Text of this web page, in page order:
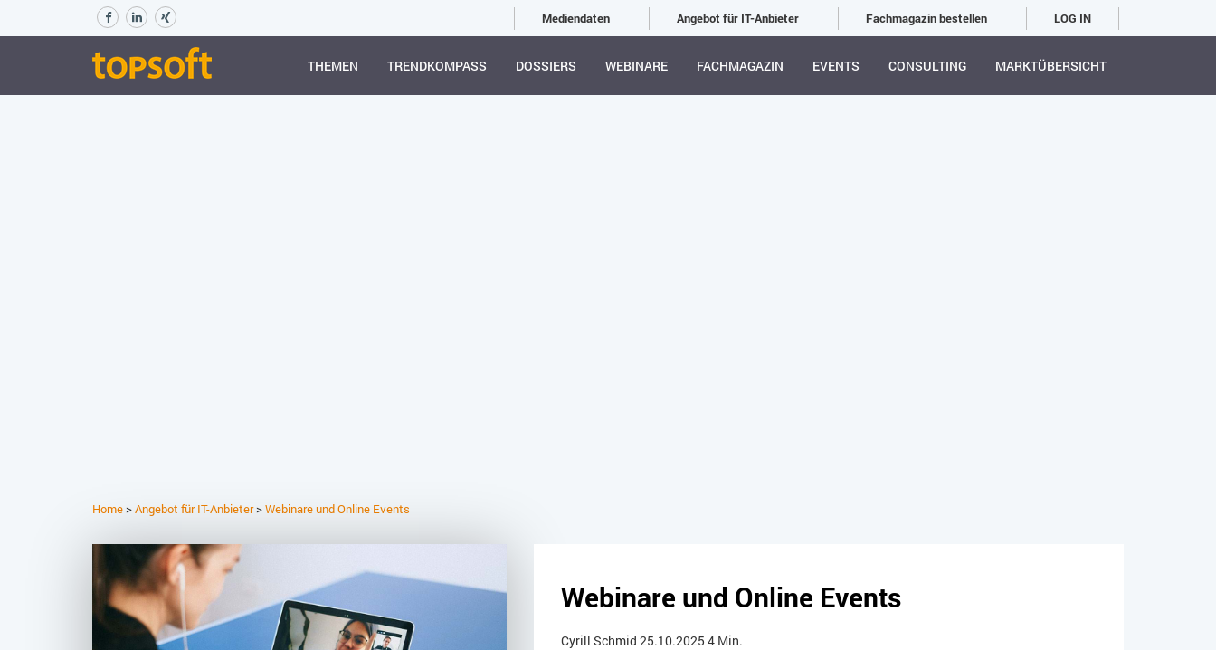
Mediendaten Angebot für IT-Anbieter Fachmagazin bestellen LOG IN
THEMEN TRENDKOMPASS DOSSIERS WEBINARE FACHMAGAZIN EVENTS CONSULTING MARKTÜBERSICHT
Home>Angebot für IT-Anbieter>Webinare und Online Events
Webinare und Online Events
Cyrill Schmid 25.10.2025 4 Min.